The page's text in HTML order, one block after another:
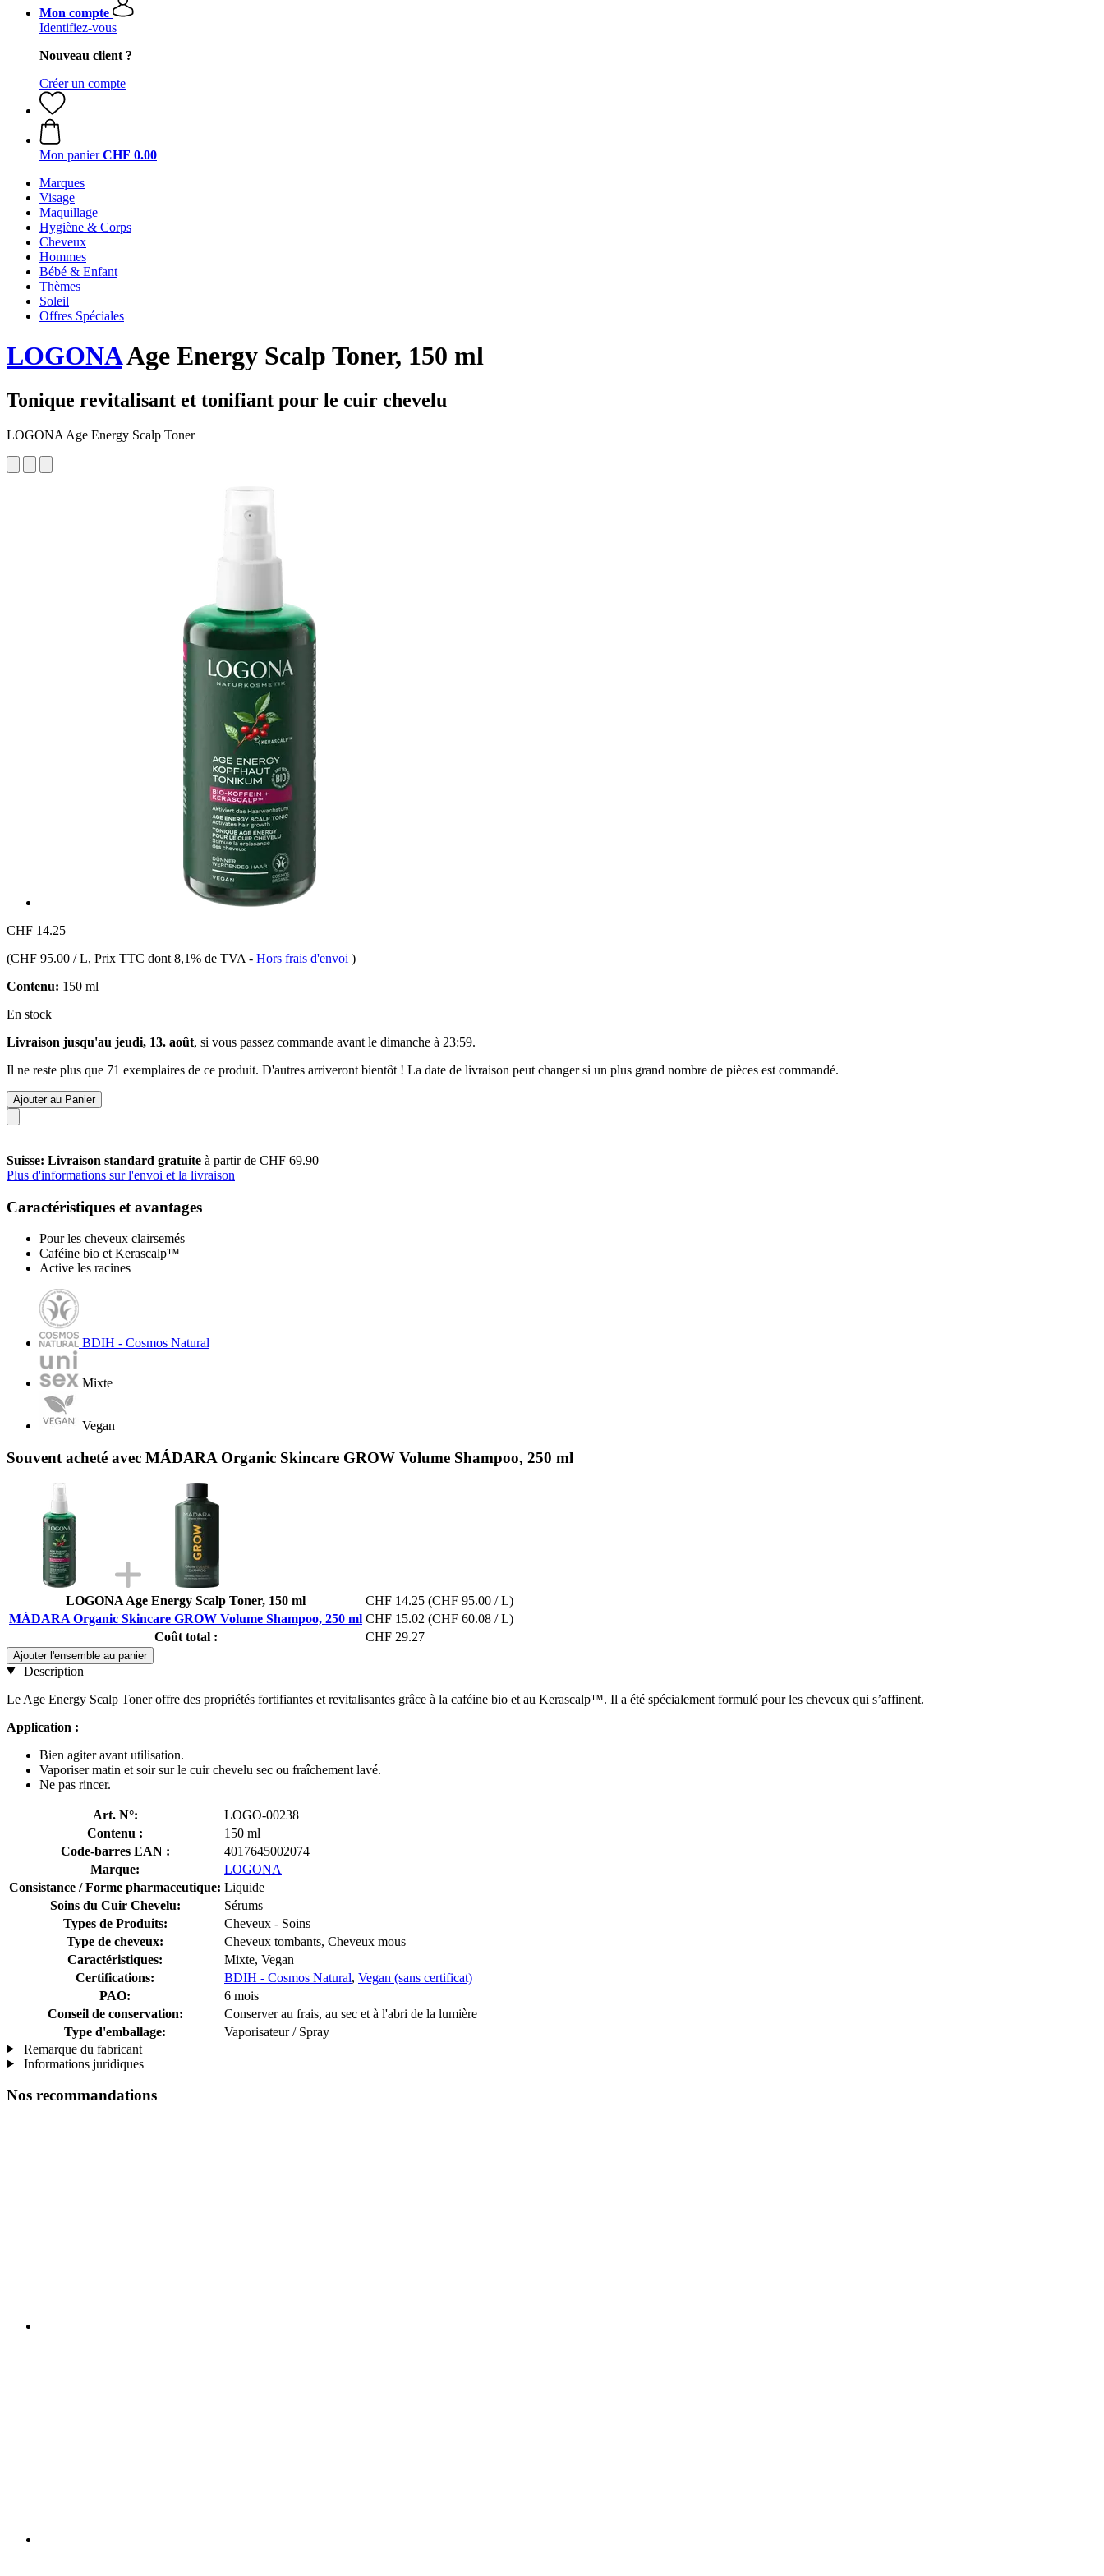
Mon compte
Identifiez-vous
Nouveau client ?
Créer un compte
Mon panier CHF 0.00
Marques
Visage
Maquillage
Hygiène & Corps
Cheveux
Hommes
Bébé & Enfant
Thèmes
Soleil
Offres Spéciales
LOGONAAge Energy Scalp Toner, 150 ml
Tonique revitalisant et tonifiant pour le cuir chevelu
LOGONA Age Energy Scalp Toner
CHF 14.25
(CHF 95.00 / L, Prix TTC dont 8,1% de TVA - Hors frais d'envoi )
Contenu: 150 ml
En stock
Livraison jusqu'au jeudi, 13. août, si vous passez commande avant le dimanche à 23:59.
Il ne reste plus que 71 exemplaires de ce produit. D'autres arriveront bientôt ! La date de livraison peut changer si un plus grand nombre de pièces est commandé.
Ajouter au Panier
Suisse: Livraison standard gratuite à partir de CHF 69.90
Plus d'informations sur l'envoi et la livraison
Caractéristiques et avantages
Pour les cheveux clairsemés
Caféine bio et Kerascalp™
Active les racines
BDIH - Cosmos Natural
Mixte
Vegan
Souvent acheté avec MÁDARA Organic Skincare GROW Volume Shampoo, 250 ml
LOGONA Age Energy Scalp Toner, 150 ml CHF 14.25 (CHF 95.00 / L)
MÁDARA Organic Skincare GROW Volume Shampoo, 250 ml CHF 15.02 (CHF 60.08 / L)
Coût total :
CHF 29.27
Ajouter l'ensemble au panier
Description
Le Age Energy Scalp Toner offre des propriétés fortifiantes et revitalisantes grâce à la caféine bio et au Kerascalp™. Il a été spécialement formulé pour les cheveux qui s’affinent.
Application :
Bien agiter avant utilisation.
Vaporiser matin et soir sur le cuir chevelu sec ou fraîchement lavé.
Ne pas rincer.
Art. N°:
LOGO-00238
Contenu :
150 ml
Code-barres EAN :
4017645002074
Marque:
LOGONA
Consistance / Forme pharmaceutique: Liquide
Soins du Cuir Chevelu:
Sérums
Types de Produits:
Cheveux - Soins
Type de cheveux:
Cheveux tombants, Cheveux mous
Caractéristiques:
Mixte, Vegan
Certifications:
BDIH - Cosmos Natural, Vegan (sans certificat)
PAO:
6 mois
Conseil de conservation:
Conserver au frais, au sec et à l'abri de la lumière
Type d'emballage:
Vaporisateur / Spray
Remarque du fabricant
Informations juridiques
Nos recommandations